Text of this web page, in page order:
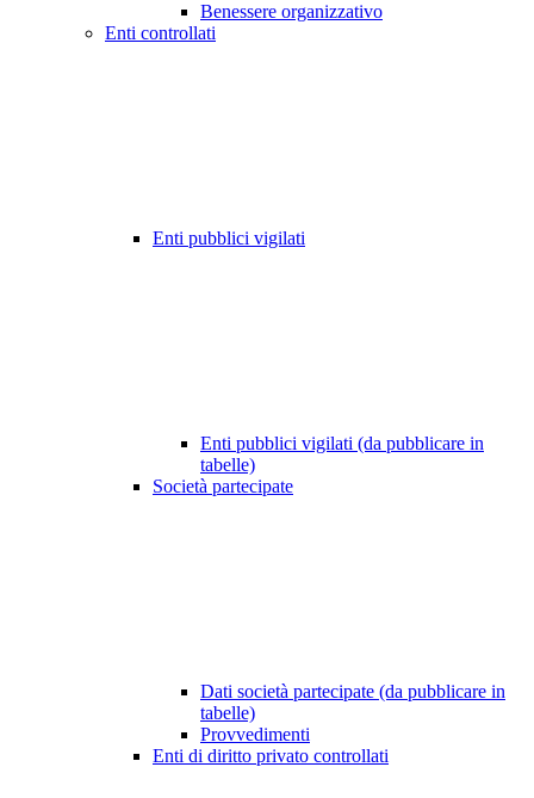
Benessere organizzativo
Enti controllati
Enti pubblici vigilati
Enti pubblici vigilati (da pubblicare in
tabelle)
Società partecipate
Dati società partecipate (da pubblicare in
tabelle)
Provvedimenti
Enti di diritto privato controllati